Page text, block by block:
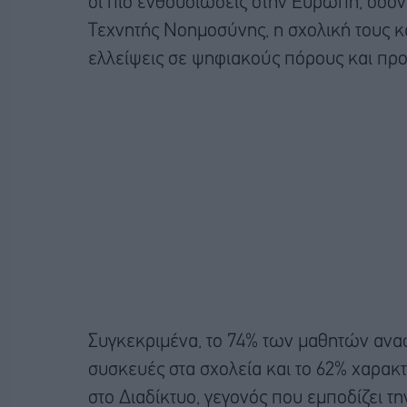
Τεχνητής Νοημοσύνης, η σχολική τους
ελλείψεις σε ψηφιακούς πόρους και
Συγκεκριμένα, το 74% των μαθητών
συσκευές στα σχολεία και το 62%
στο Διαδίκτυο, γεγονός που εμποδίζει